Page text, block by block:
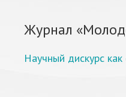
Журнал
Научный дискурс